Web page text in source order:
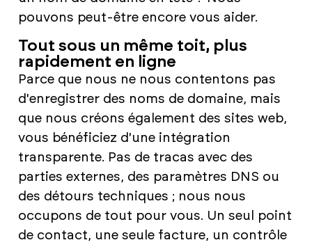
pouvons peut-être encore vous aider.
Tout sous un même toit, plus
rapidement en ligne
Parce que nous ne nous contentons pas
d'enregistrer des noms de domaine, mais
que nous créons également des sites web,
vous bénéficiez d'une intégration
transparente. Pas de tracas avec des
parties externes, des paramètres DNS ou
des détours techniques ; nous nous
occupons de tout pour vous. Un seul point
de contact, une seule facture, un contrôle